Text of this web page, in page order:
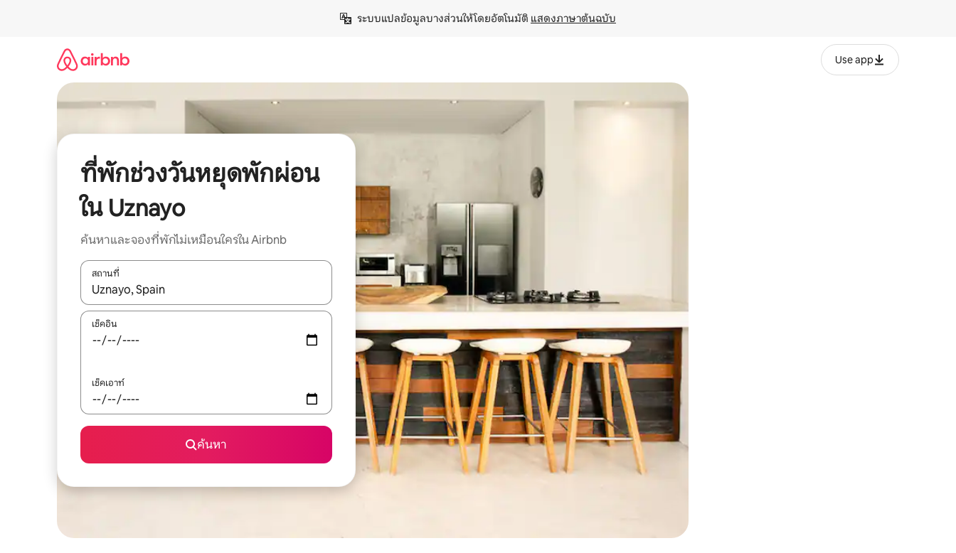
ระบบแปลข้อมูลบางส่วนให้โดยอัตโนมัติ แสดงภาษาต้นฉบับ
Use app
ที่พักช่วงวันหยุดพักผ่อน
ใน Uznayo
ค้นหาและจองที่พักไม่เหมือนใครใน Airbnb
สถานที่
ใช้ลูกศรขึ้นลง หรือใช้การสัมผัสหรือปัด เพื่อสำรวจผลการค้นหา
เช็คอิน
เช็คเอาท์
ค้นหา